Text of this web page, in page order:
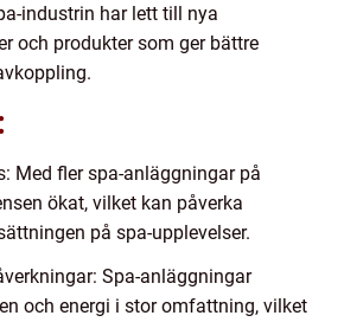
industrin har lett till nya
och produkter som ger bättre
Med fler spa-anläggningar på
ökat, vilket kan påverka
på spa-upplevelser.
Spa-anläggningar
och energi i stor omfattning, vilket